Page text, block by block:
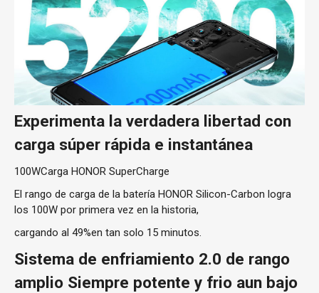
Experimenta la verdadera libertad con
carga súper rápida e instantánea
100WCarga HONOR SuperCharge
El rango de carga de la batería HONOR Silicon-Carbon logra
los 100W por primera vez en la historia,
cargando al 49%en tan solo 15 minutos.
Sistema de enfriamiento 2.0 de rango
amplio Siempre potente y frio aun bajo